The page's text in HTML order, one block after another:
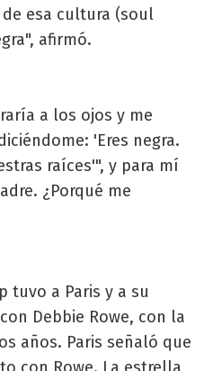
esa cultura (soul
afirmó.
a los ojos y me
'Eres negra.
raíces'", y para mí
¿Porqué me
tuvo a Paris y a su
Debbie Rowe, con la
años. Paris señaló que